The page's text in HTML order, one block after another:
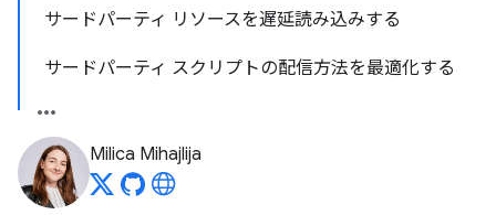
サードパーティ リソースを遅延読み込みする
サードパーティ スクリプトの配信方法を最適化する
Milica Mihajlija